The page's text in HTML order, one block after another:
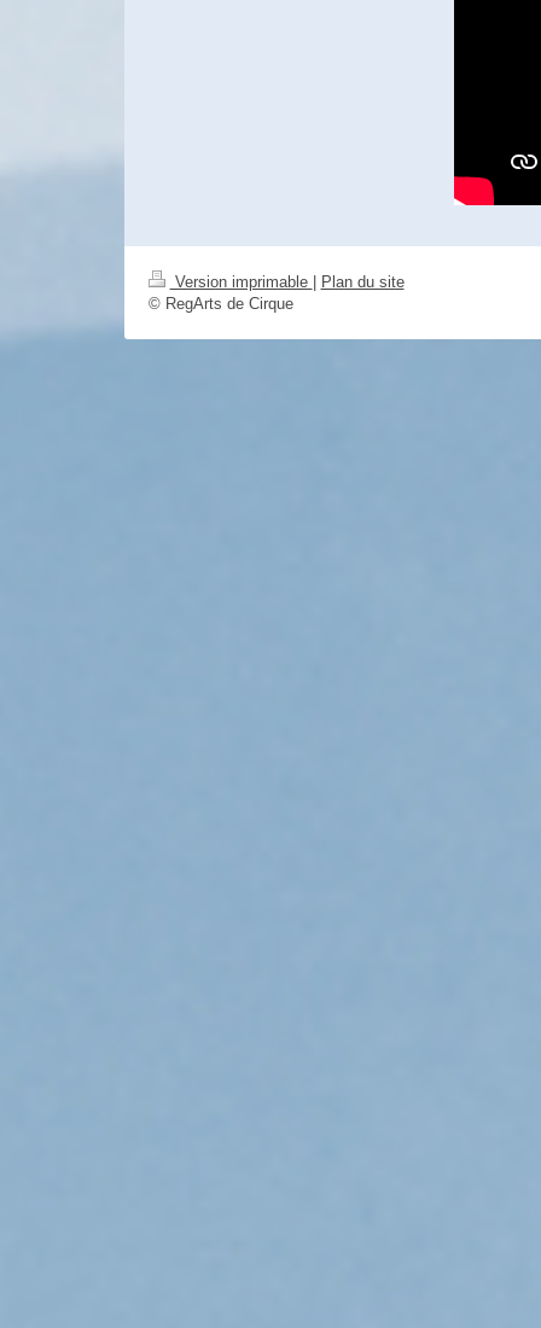
Version imprimable
Plan du site
© RegArts de Cirque